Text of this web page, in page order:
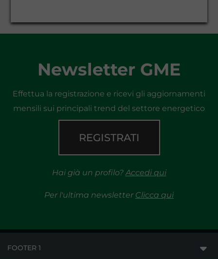
Newsletter GME
Effettua la registrazione e ricevi gli aggiornamenti
mensili sui principali trend del settore energetico
REGISTRATI
Hai già un profilo?Accedi qui
Per l'ultima newsletter Clicca qui
FOOTER 1